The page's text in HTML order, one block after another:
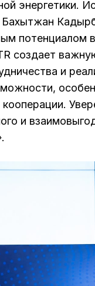
энергетики.
потенциалом
создает
и
и